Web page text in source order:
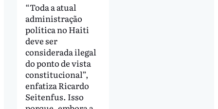
“Toda a atual
administração
política no Haiti
deve ser
considerada ilegal
do ponto de vista
constitucional”,
enfatiza Ricardo
Seitenfus. Isso